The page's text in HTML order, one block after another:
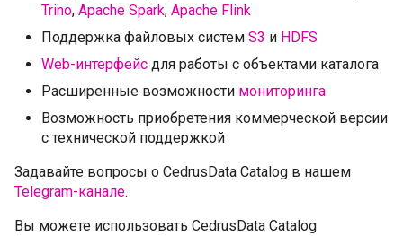
Trino, Apache Spark, Apache Flink
Поддержка файловых систем S3 и HDFS
Web-интерфейс для работы с объектами каталога
Расширенные возможности мониторинга
Возможность приобретения коммерческой версии
с технической поддержкой
Задавайте вопросы о CedrusData Catalog в нашем
Telegram-канале.
Вы можете использовать CedrusData Catalog